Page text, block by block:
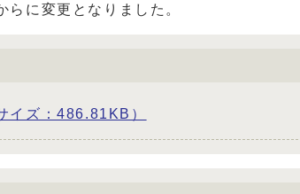
に変更となりました。
ズ：486.81KB）